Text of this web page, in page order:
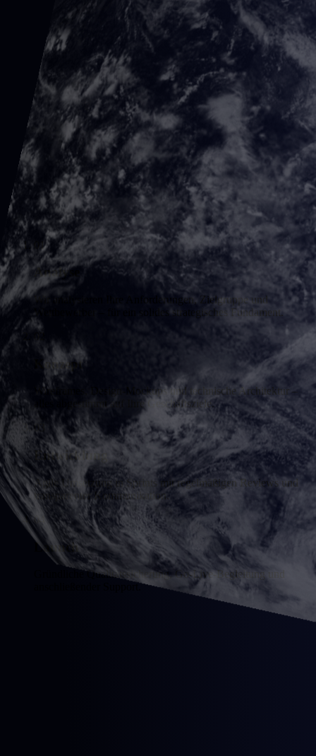
01
Analyse
Wir analysieren Ihre Anforderungen, Zielgruppe und
Wettbewerber – für ein solides strategisches Fundament.
Konzept
Wireframes, Design-Mockups und technische Architektur –
alles abgestimmt auf Ihre Geschäftsziele.
03
Entwicklung
Agile Umsetzung in Sprints mit regelmäßigen Reviews und
transparenter Kommunikation.
04
Launch
Gründliche Qualitätssicherung, Go-Live-Begleitung und
anschließender Support.